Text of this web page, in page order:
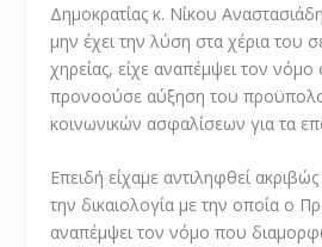
Δημοκρατίας κ. Νίκου
μην έχει την λύση στα χέρια του
χηρείας, είχε αναπέμψει τον
προνοούσε αύξηση του
κοινωνικών ασφαλίσεων για τα
Επειδή είχαμε αντιληφθεί
την δικαιολογία με την οποία ο
αναπέμψει τον νόμο που